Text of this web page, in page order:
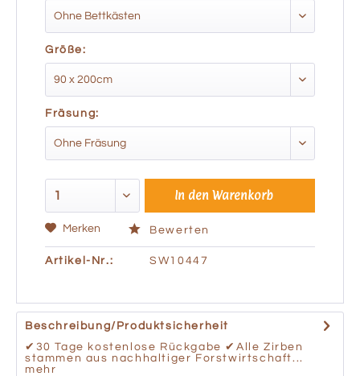
Größe:
Fräsung:
In den Warenkorb
Merken Bewerten
Artikel-Nr.: SW10447
Beschreibung/Produktsicherheit
✔30 Tage kostenlose Rückgabe ✔Alle Zirben
stammen aus nachhaltiger Forstwirtschaft...
mehr